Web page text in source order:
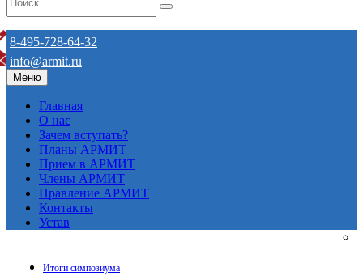
8-495-728-64-32
info@armit.ru
Меню
Главная
О нас
Зачем вступать?
Планы АРМИТ
Прием в АРМИТ
Члены АРМИТ
Правление АРМИТ
Контакты
Устав
Итоги симпозиума